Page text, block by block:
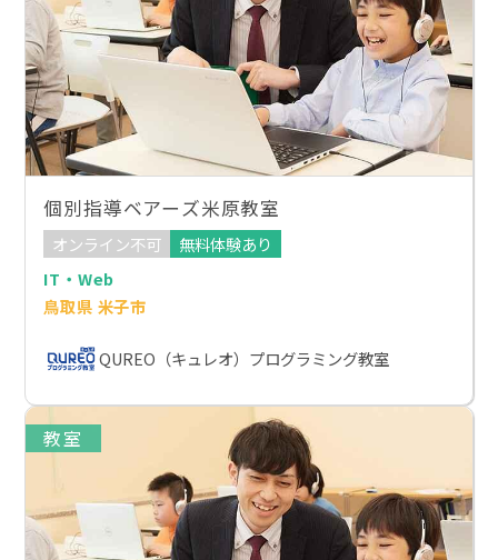
個別指導ベアーズ米原教室
オンライン不可
無料体験あり
IT・Web
鳥取県 米子市
QUREO（キュレオ）プログラミング教室
教室